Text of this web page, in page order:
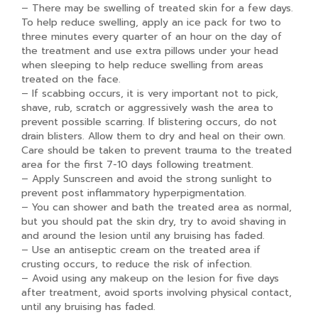
– There may be swelling of treated skin for a few days.
To help reduce swelling, apply an ice pack for two to
three minutes every quarter of an hour on the day of
the treatment and use extra pillows under your head
when sleeping to help reduce swelling from areas
treated on the face.
– If scabbing occurs, it is very important not to pick,
shave, rub, scratch or aggressively wash the area to
prevent possible scarring. If blistering occurs, do not
drain blisters. Allow them to dry and heal on their own.
Care should be taken to prevent trauma to the treated
area for the first 7-10 days following treatment.
– Apply Sunscreen and avoid the strong sunlight to
prevent post inflammatory hyperpigmentation.
– You can shower and bath the treated area as normal,
but you should pat the skin dry, try to avoid shaving in
and around the lesion until any bruising has faded.
– Use an antiseptic cream on the treated area if
crusting occurs, to reduce the risk of infection.
– Avoid using any makeup on the lesion for five days
after treatment, avoid sports involving physical contact,
until any bruising has faded.